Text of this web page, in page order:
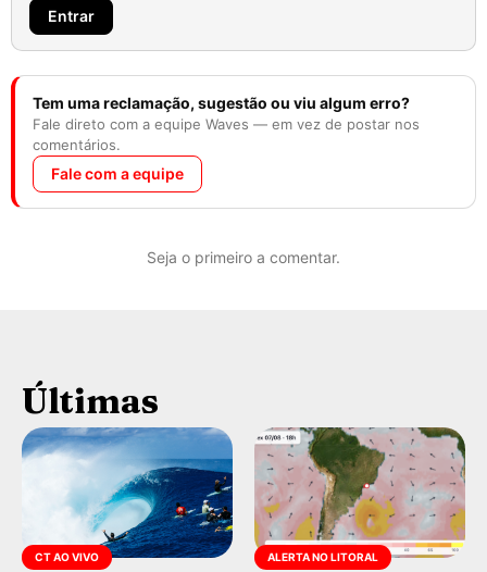
Entrar
Tem uma reclamação, sugestão ou viu algum erro?
Fale direto com a equipe Waves — em vez de postar nos
comentários.
Fale com a equipe
Seja o primeiro a comentar.
Últimas
CT AO VIVO ALERTA NO LITORAL